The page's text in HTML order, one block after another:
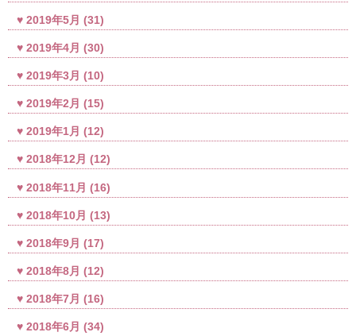
2019年5月 (31)
2019年4月 (30)
2019年3月 (10)
2019年2月 (15)
2019年1月 (12)
2018年12月 (12)
2018年11月 (16)
2018年10月 (13)
2018年9月 (17)
2018年8月 (12)
2018年7月 (16)
2018年6月 (34)